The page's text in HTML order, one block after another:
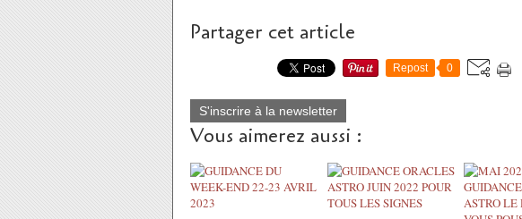
Partager cet article
Repost 0
S'inscrire à la newsletter
Vous aimerez aussi :